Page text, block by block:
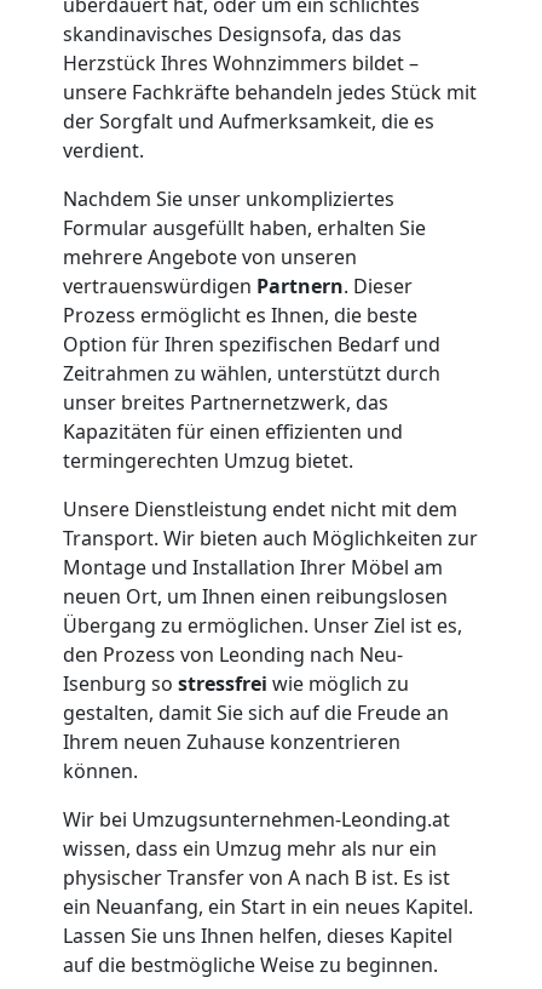
skandinavisches Designsofa, das das
Herzstück Ihres Wohnzimmers bildet –
unsere Fachkräfte behandeln jedes Stück mit
der Sorgfalt und Aufmerksamkeit, die es
verdient.
Nachdem Sie unser unkompliziertes
Formular ausgefüllt haben, erhalten Sie
mehrere Angebote von unseren
vertrauenswürdigen Partnern. Dieser
Prozess ermöglicht es Ihnen, die beste
Option für Ihren spezifischen Bedarf und
Zeitrahmen zu wählen, unterstützt durch
unser breites Partnernetzwerk, das
Kapazitäten für einen effizienten und
termingerechten Umzug bietet.
Unsere Dienstleistung endet nicht mit dem
Transport. Wir bieten auch Möglichkeiten zur
Montage und Installation Ihrer Möbel am
neuen Ort, um Ihnen einen reibungslosen
Übergang zu ermöglichen. Unser Ziel ist es,
den Prozess von Leonding nach Neu-
Isenburg so stressfrei wie möglich zu
gestalten, damit Sie sich auf die Freude an
Ihrem neuen Zuhause konzentrieren
können.
Wir bei Umzugsunternehmen-Leonding.at
wissen, dass ein Umzug mehr als nur ein
physischer Transfer von A nach B ist. Es ist
ein Neuanfang, ein Start in ein neues Kapitel.
Lassen Sie uns Ihnen helfen, dieses Kapitel
auf die bestmögliche Weise zu beginnen.
Übersiedlung
Leonding
Klaviertransport
Leonding
Privatumzug
Leonding
Tresortransport
Leonding
Umzug
für
Senioren
Leonding